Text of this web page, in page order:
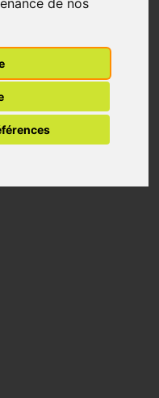
de nos